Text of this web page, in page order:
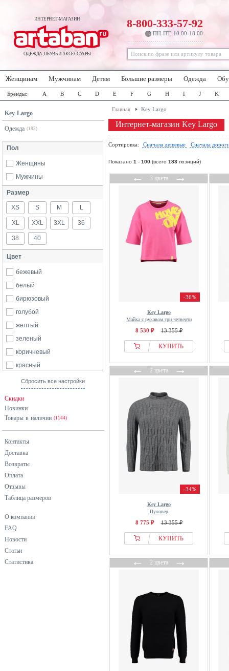
ИНТЕРНЕТ-МАГАЗИН
ОДЕЖДА, ОБУВЬ И АКСЕССУАРЫ
8-800-333-57-92
ПН-ПТ, 10:00-18:00
Женщинам Мужчинам Детям Большие размеры Одежда
Бренды: A B C D E F G H I J K
Key Largo
Одежда (183)
Пол
Женщины
Мужчины
Размер
XS S M L
XL XXL 3XL 36
38 40
Цвет
бежевый
белый
бирюзовый
голубой
желтый
зеленый
коричневый
красный
оранжевый
серый
синий
фиолетовый
Сбросить все настройки
Скидки
Новинки
Товары в наличии (1144)
Контакты
Доставка
Возвраты
Оплата
Отзывы
Таблица размеров
О компании
FAQ
Новости
Статьи
Статистика
Главная Key Largo
Интернет-магазин Key Largo
Сортировка: Сначала дешевые Сначала
Показано 1 - 100 (всего 183 позиций)
←3 цвета→
-36%
Key Largo
Майка с рукавом три четверти
8 530 ₽ 13 355 ₽
КУПИТЬ
←2 цвета→
-34%
Key Largo
Пуловер
8 775 ₽ 13 355 ₽
КУПИТЬ
←2 цвета→